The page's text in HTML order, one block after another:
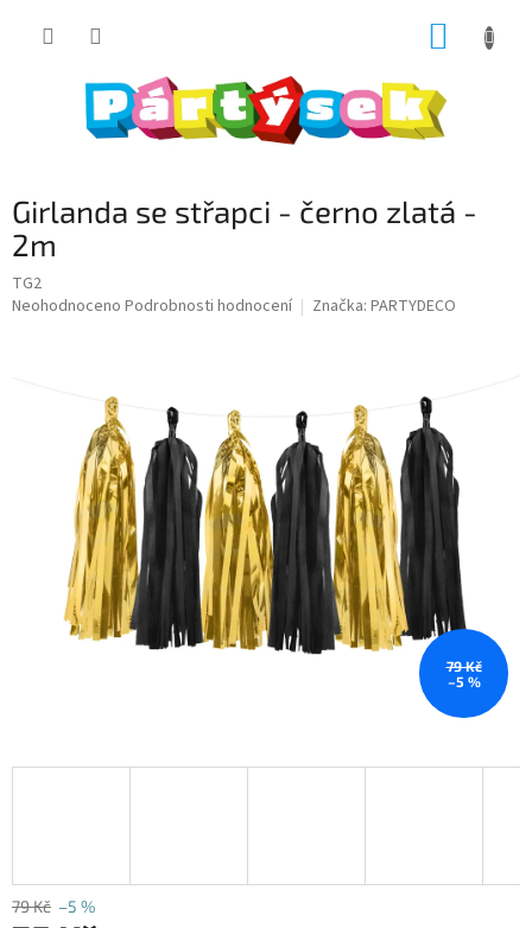
Girlanda se střapci - černo zlatá -
2m
TG2
Průměrné
hvězdiček.
Neohodnoceno Podrobnosti hodnocení Značka: PARTYDECO
79 Kč
–5 %
79 Kč –5 %